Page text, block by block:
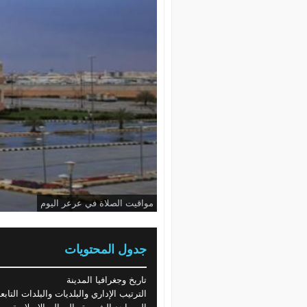
مواقيت الصلاة في عرعر اليوم
جدول المحتويات
تاريخ وجغرافيا المدينة
الترتيب الإداري والبلديات والبلدات